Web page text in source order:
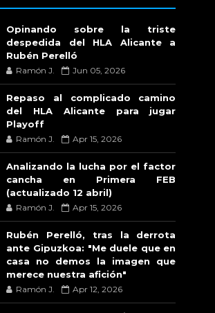
Opinando sobre la triste
despedida del HLA Alicante a
Rubén Perelló
Ramón J. Jun 05, 2026
Repaso al complicado camino
del HLA Alicante para jugar
Playoff
Ramón J. Apr 15, 2026
Analizando la lucha por el factor
cancha en Primera FEB
(actualizado 12 abril)
Ramón J. Apr 15, 2026
Rubén Perelló, tras la derrota
ante Gipuzkoa: "Me duele que en
casa no demos la imagen que
merece nuestra afición"
Ramón J. Apr 12, 2026